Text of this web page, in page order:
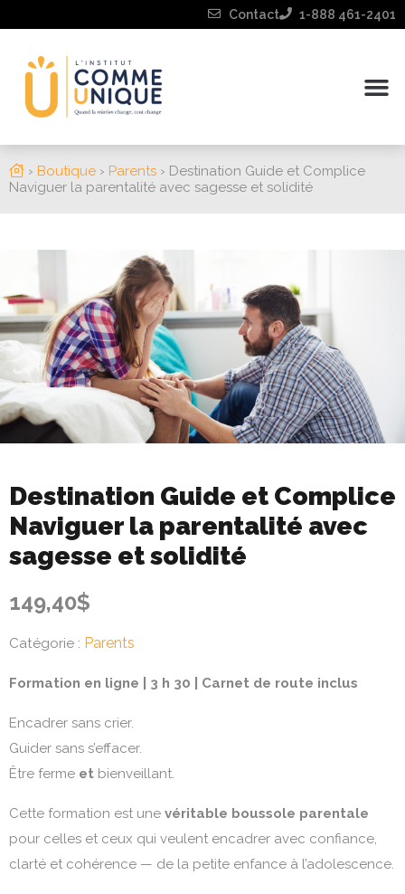
Contact 1-888 461-2401
› Boutique › Parents › Destination Guide et Complice
Naviguer la parentalité avec sagesse et solidité
Destination Guide et Complice
Naviguer la parentalité avec
sagesse et solidité
149,40$
Catégorie : Parents
Formation en ligne | 3 h 30 | Carnet de route inclus
Encadrer sans crier.
Guider sans s’effacer.
Être ferme et bienveillant.
Cette formation est une véritable boussole parentale
pour celles et ceux qui veulent encadrer avec confiance,
clarté et cohérence — de la petite enfance à l’adolescence.